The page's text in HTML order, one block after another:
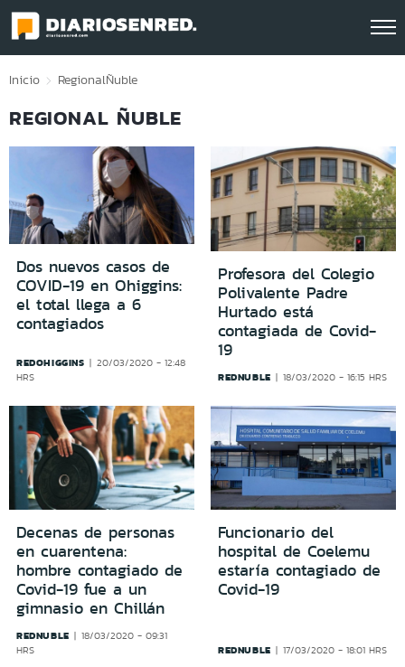
Click acá para ir directamente al contenido
Inicio RegionalÑuble
REGIONAL ÑUBLE
Dos nuevos casos de
COVID-19 en Ohiggins:
el total llega a 6
contagiados
REDOHIGGINS
20/03/2020 - 12:48
HRS
Profesora del Colegio
Polivalente Padre
Hurtado está
contagiada de Covid-
19
REDNUBLE 18/03/2020 - 16:15 HRS
Decenas de personas
en cuarentena:
hombre contagiado de
Covid-19 fue a un
gimnasio en Chillán
REDNUBLE
18/03/2020 - 09:31
HRS
Funcionario del
hospital de Coelemu
estaría contagiado de
Covid-19
REDNUBLE 17/03/2020 - 18:01 HRS